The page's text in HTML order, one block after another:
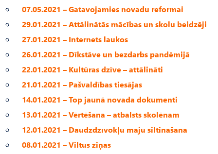
07.05.2021 – Gatavojamies novadu reformai
29.01.2021 – Attālinātās mācības un skolu beidzēji
27.01.2021 – Internets laukos
26.01.2021 – Dīkstāve un bezdarbs pandēmijā
22.01.2021 – Kultūras dzīve – attālināti
21.01.2021 – Pašvaldības tiesājas
14.01.2021 – Top jaunā novada dokumenti
13.01.2021 – Vērtēšana – atbalsts skolēnam
12.01.2021 – Daudzdzīvokļu māju siltināšana
08.01.2021 – Viltus ziņas